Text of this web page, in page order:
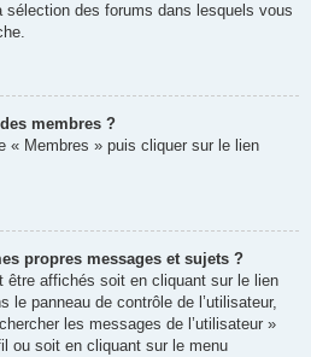
sélection des forums dans lesquels vous
membres ?
« Membres » puis cliquer sur le lien
propres messages et sujets ?
être affichés soit en cliquant sur le lien
le panneau de contrôle de l’utilisateur,
les messages de l’utilisateur »
ou soit en cliquant sur le menu